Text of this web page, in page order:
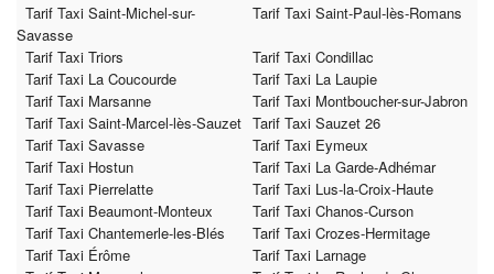
Tarif Taxi Saint-Michel-sur-
Savasse
Tarif Taxi Saint-Paul-lès-Romans
Tarif Taxi Triors
Tarif Taxi Condillac
Tarif Taxi La Coucourde
Tarif Taxi La Laupie
Tarif Taxi Marsanne
Tarif Taxi Montboucher-sur-Jabron
Tarif Taxi Saint-Marcel-lès-Sauzet Tarif Taxi Sauzet 26
Tarif Taxi Savasse
Tarif Taxi Eymeux
Tarif Taxi Hostun
Tarif Taxi La Garde-Adhémar
Tarif Taxi Pierrelatte
Tarif Taxi Lus-la-Croix-Haute
Tarif Taxi Beaumont-Monteux
Tarif Taxi Chanos-Curson
Tarif Taxi Chantemerle-les-Blés
Tarif Taxi Crozes-Hermitage
Tarif Taxi Érôme
Tarif Taxi Larnage